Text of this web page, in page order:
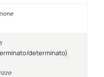
determinato)